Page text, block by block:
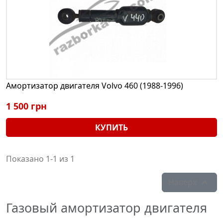
Амортизатор двигателя Volvo 460 (1988-1996)
1 500 грн
КУПИТЬ
Показано 1-1 из 1
Газовый амортизатор двигателя